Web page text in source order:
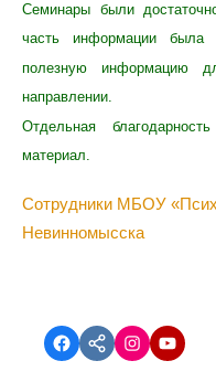
Семинары были
часть информации
полезную информацию
направлении.
Отдельная
материал.
Сотрудники МБОУ
Невинномысска
Facebook
vk.com